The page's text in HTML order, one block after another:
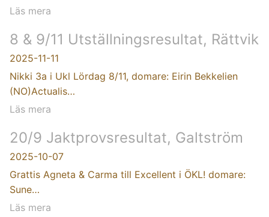
Läs mera
8 & 9/11 Utställningsresultat, Rättvik
2025-11-11
Nikki 3a i Ukl Lördag 8/11, domare: Eirin Bekkelien
(NO)Actualis…
Läs mera
20/9 Jaktprovsresultat, Galtström
2025-10-07
Grattis Agneta & Carma till Excellent i ÖKL! domare:
Sune…
Läs mera